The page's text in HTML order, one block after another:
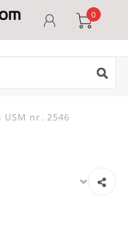
0
USM nr. 2546